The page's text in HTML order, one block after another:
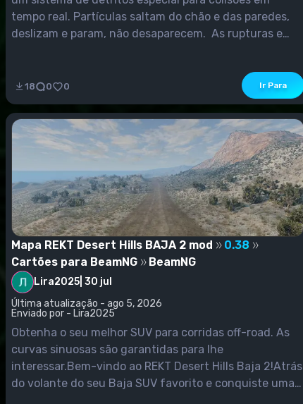
tempo real. Partículas saltam do chão e das paredes,
deslizam e param, não desaparecem. As rupturas e
quebradas....
18 0 0 Ir Para
Mapa REKT Desert Hills BAJA 2 mod
0.38
Cartões para BeamNG
BeamNG
Lira2025 30 jul
Última atualização - ago 5, 2026
Enviado por - Lira2025
Obtenha o seu melhor SUV para corridas off-road. As
curvas sinuosas são garantidas para lhe
interessar.Bem-vindo ao REKT Desert Hills Baja 2!Atrás
do volante do seu Baja SUV favorito e conquiste uma